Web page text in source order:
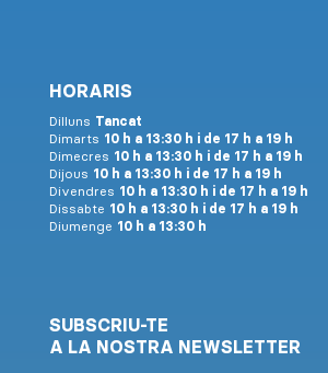
HORARIS
Dilluns Tancat
Dimarts 10 h a 13:30 h i de 17 h a 19 h
Dimecres 10 h a 13:30 h i de 17 h a 19 h
Dijous 10 h a 13:30 h i de 17 h a 19 h
Divendres 10 h a 13:30 h i de 17 h a 19 h
Dissabte 10 h a 13:30 h i de 17 h a 19 h
Diumenge 10 h a 13:30 h
SUBSCRIU-TE
A LA NOSTRA NEWSLETTER